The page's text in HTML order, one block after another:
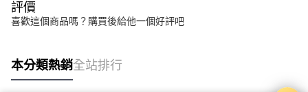
評價
喜歡這個商品嗎？購買後給他一個好評吧
本分類熱銷全站排行